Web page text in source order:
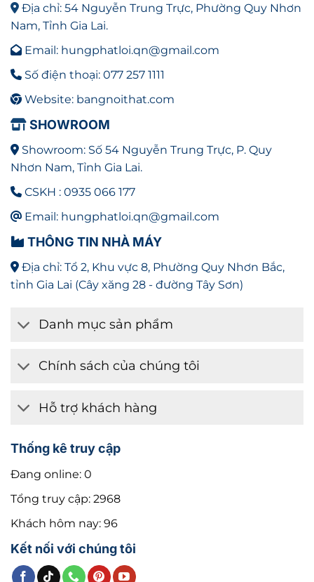
Địa chỉ: 54 Nguyễn Trung Trực, Phường Quy Nhơn
Nam, Tỉnh Gia Lai.
Email: hungphatloi.qn@gmail.com
Số điện thoại: 077 257 1111
Website: bangnoithat.com
SHOWROOM
Showroom: Số 54 Nguyễn Trung Trực, P. Quy
Nhơn Nam, Tỉnh Gia Lai.
CSKH : 0935 066 177
Email: hungphatloi.qn@gmail.com
THÔNG TIN NHÀ MÁY
Địa chỉ: Tổ 2, Khu vực 8, Phường Quy Nhơn Bắc,
tỉnh Gia Lai (Cây xăng 28 - đường Tây Sơn)
Danh mục sản phẩm
Chính sách của chúng tôi
Hỗ trợ khách hàng
Thống kê truy cập
Đang online: 0
Tổng truy cập: 2968
Khách hôm nay: 96
Kết nối với chúng tôi